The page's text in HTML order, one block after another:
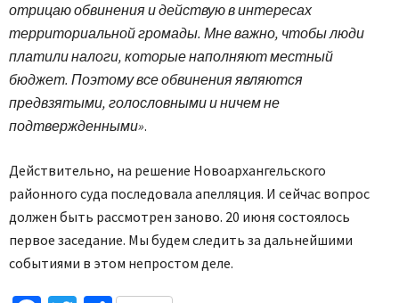
отрицаю обвинения и действую в интересах
территориальной громады. Мне важно, чтобы люди
платили налоги, которые наполняют местный
бюджет. Поэтому все обвинения являются
предвзятыми, голословными и ничем не
подтвержденными».
Действительно, на решение Новоархангельского
районного суда последовала апелляция. И сейчас вопрос
должен быть рассмотрен заново. 20 июня состоялось
первое заседание. Мы будем следить за дальнейшими
событиями в этом непростом деле.